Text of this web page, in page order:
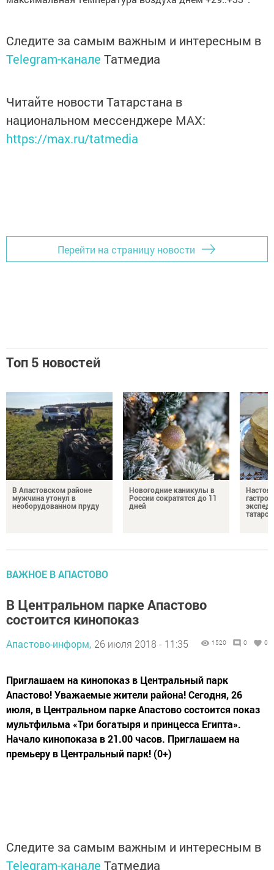
Следите за самым важным и интересным в
Telegram-канале Татмедиа
Читайте новости Татарстана в
национальном мессенджере MАХ:
https://max.ru/tatmedia
Перейти на страницу новости
Топ 5 новостей
В Апастовском районе
мужчина утонул в
необорудованном пруду
Новогодние каникулы в
России сократятся до 11
дней
ВАЖНОЕ В АПАСТОВО
В Центральном парке Апастово
состоится кинопоказ
Апастово-информ, 26 июля 2018 - 11:35 1520 0 0
Приглашаем на кинопоказ в Центральный парк
Апастово! Уважаемые жители района! Сегодня, 26
июля, в Центральном парке Апастово состоится показ
мультфильма «Три богатыря и принцесса Египта».
Начало кинопоказа в 21.00 часов. Приглашаем на
премьеру в Центральный парк! (0+)
Следите за самым важным и интересным в
Telegram-канале Татмедиа